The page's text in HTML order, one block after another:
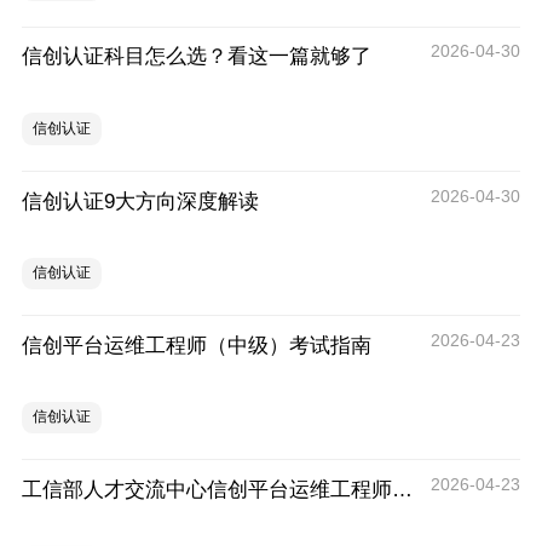
信创认证科目怎么选？看这一篇就够了 2026-04-30
信创认证
信创认证9大方向深度解读 2026-04-30
信创认证
信创平台运维工程师（中级）考试指南 2026-04-23
信创认证
工信部人才交流中心信创平台运维工程师（高级）考试解析 2026-04-23